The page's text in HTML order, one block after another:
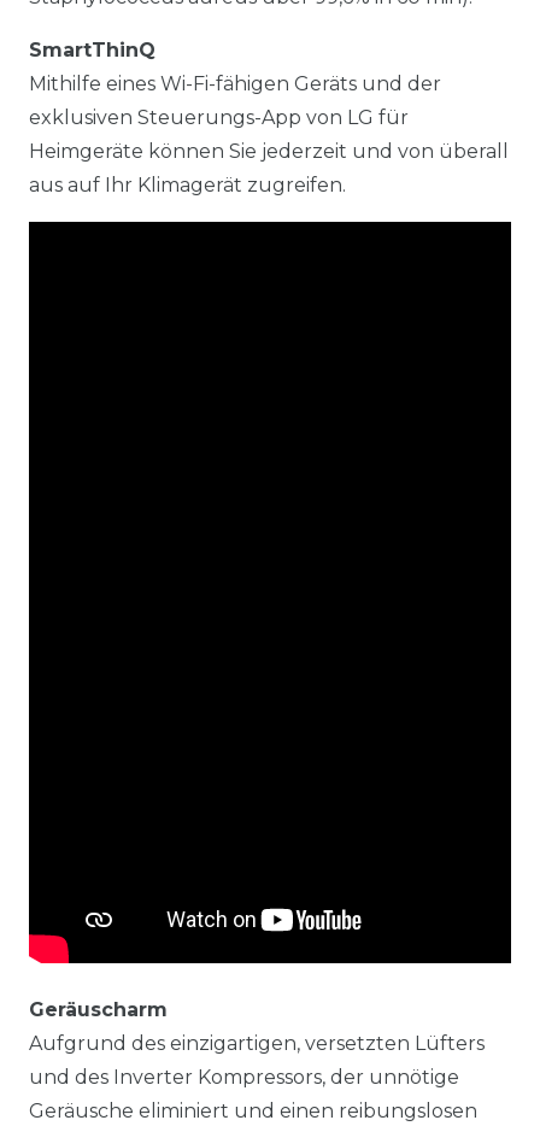
SmartThinQ
Mithilfe eines Wi-Fi-fähigen Geräts und der
exklusiven Steuerungs-App von LG für
Heimgeräte können Sie jederzeit und von überall
aus auf Ihr Klimagerät zugreifen.
Geräuscharm
Aufgrund des einzigartigen, versetzten Lüfters
und des Inverter Kompressors, der unnötige
Geräusche eliminiert und einen reibungslosen